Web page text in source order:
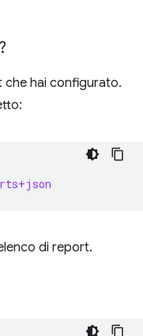
che hai configurato.
di report.